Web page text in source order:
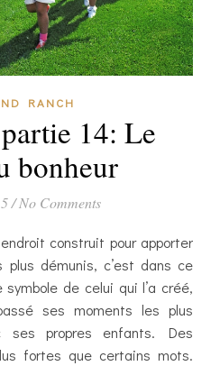
RANCH
14: Le
bonheur
/ No Comments
plus démunis, c’est dans ce
de celui qui l’a créé,
ses moments les plus
ses propres enfants. Des
fortes que certains mots.